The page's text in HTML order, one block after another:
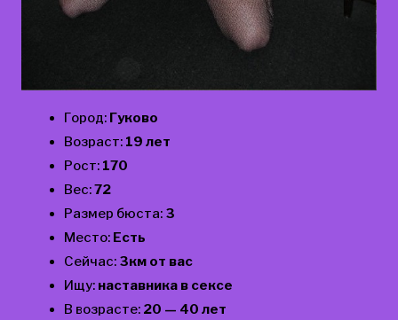
Город: Гуково
Возраст: 19 лет
Рост: 170
Вес:72
Размер бюста: 3
Место: Есть
Сейчас: 3км от вас
Ищу: наставника в сексе
В возрасте: 20 — 40 лет